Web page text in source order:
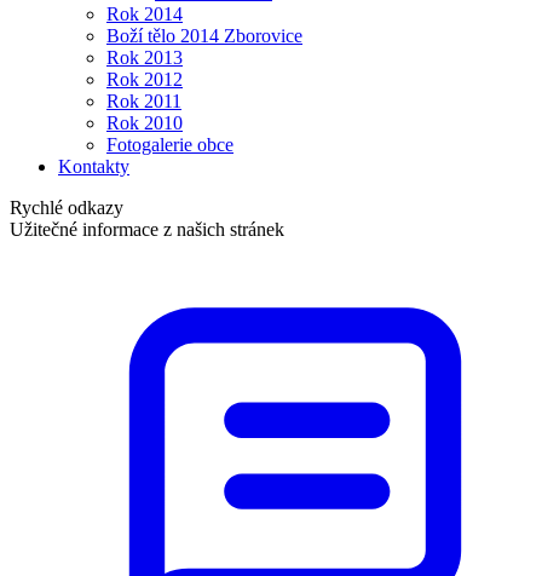
Rok 2014
Boží tělo 2014 Zborovice
Rok 2013
Rok 2012
Rok 2011
Rok 2010
Fotogalerie obce
Kontakty
Rychlé odkazy
Užitečné informace z našich stránek